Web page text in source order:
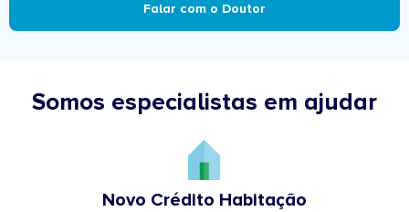
Falar com o Doutor
Somos especialistas em ajudar
Novo Crédito Habitação